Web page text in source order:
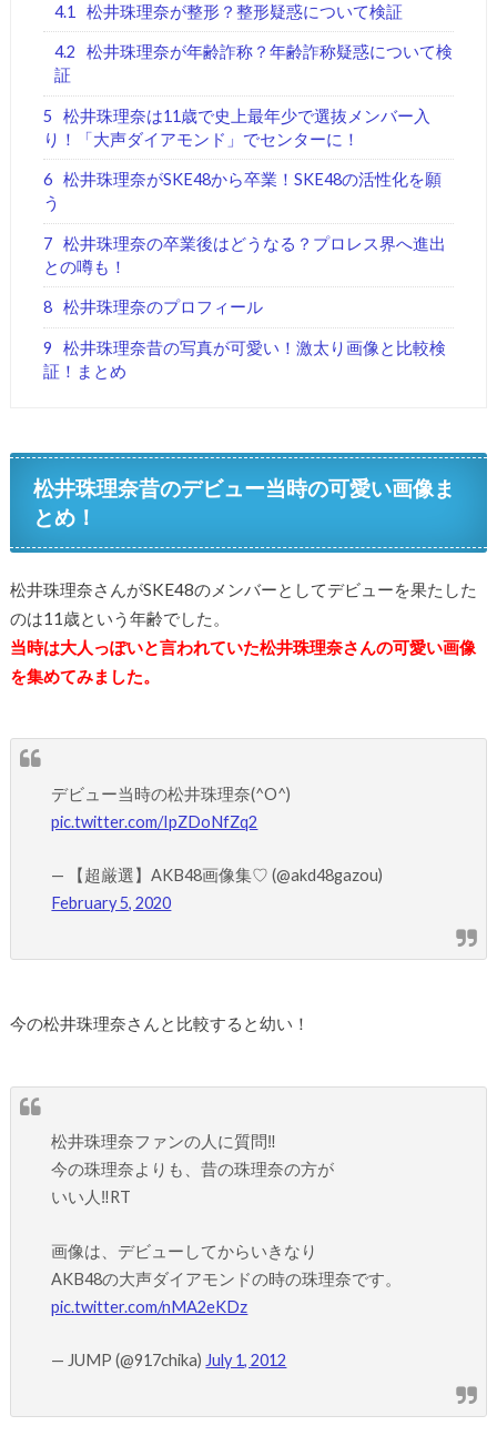
4.1 松井珠理奈が整形？整形疑惑について検証
4.2
松井珠理奈が年齢詐称？年齢詐称疑惑について検
証
5
松井珠理奈は11歳で史上最年少で選抜メンバー入
り！「大声ダイアモンド」でセンターに！
6 松井珠理奈がSKE48から卒業！SKE48の活性化を願
う
7 松井珠理奈の卒業後はどうなる？プロレス界へ進出
との噂も！
8 松井珠理奈のプロフィール
9
松井珠理奈昔の写真が可愛い！激太り画像と比較検
証！まとめ
松井珠理奈昔のデビュー当時の可愛い画像ま
とめ！
松井珠理奈さんがSKE48のメンバーとしてデビューを果たした
のは11歳という年齢でした。
当時は大人っぽいと言われていた松井珠理奈さんの可愛い画像
を集めてみました。
デビュー当時の松井珠理奈(^O^)
pic.twitter.com/IpZDoNfZq2
— 【超厳選】AKB48画像集♡ (@akd48gazou)
February 5, 2020
今の松井珠理奈さんと比較すると幼い！
松井珠理奈ファンの人に質問‼
今の珠理奈よりも、昔の珠理奈の方が
いい人‼RT
画像は、デビューしてからいきなり
AKB48の大声ダイアモンドの時の珠理奈です。
pic.twitter.com/nMA2eKDz
— JUMP (@917chika) July 1, 2012